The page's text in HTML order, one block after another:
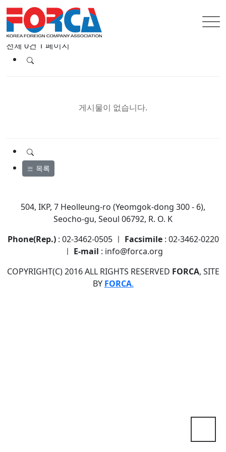
협회뉴스
전체 0건 1 페이지
게시물이 없습니다.
목록
504, IKP, 7 Heolleung-ro (Yeomgok-dong 300 - 6),
Seocho-gu, Seoul 06792, R. O. K
Phone(Rep.): 02-3462-0505 ㅣ Facsimile: 02-3462-0220
ㅣ E-mail : info@forca.org
COPYRIGHT(C) 2016 ALL RIGHTS RESERVED FORCA, SITE
BY FORCA.